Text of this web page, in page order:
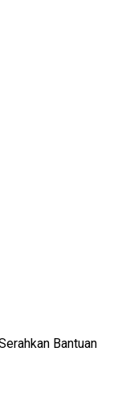
Bantuan